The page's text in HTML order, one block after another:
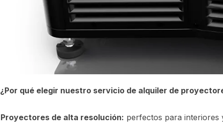
¿Por qué elegir nuestro servicio de alquiler de
Proyectores de alta resolución: perfectos para interiores